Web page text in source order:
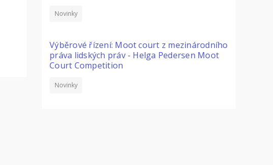
Novinky
Výběrové řízení: Moot court z mezinárodního
práva lidských práv - Helga Pedersen Moot
Court Competition
Novinky